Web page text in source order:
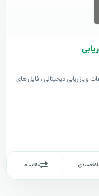
و بازاریابی دیجیتالی ، فایل های
مقایسه